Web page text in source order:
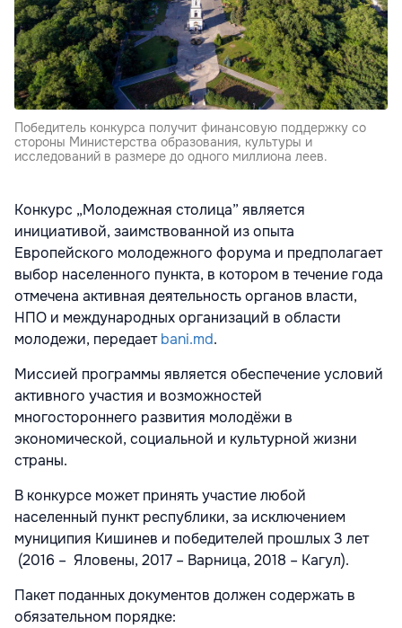
Победитель конкурса получит финансовую поддержку со
стороны Министерства образования, культуры и
исследований в размере до одного миллиона леев.
Конкурс „Молодежная столица” является
инициативой, заимствованной из опыта
Европейского молодежного форума и предполагает
выбор населенного пункта, в котором в течение года
отмечена активная деятельность органов власти,
НПО и международных организаций в области
молодежи, передаетbani.md.
Миссией программы является обеспечение условий
активного участия и возможностей
многостороннего развития молодёжи в
экономической, социальной и культурной жизни
страны.
В конкурсе может принять участие любой
населенный пункт республики, за исключением
муниципия Кишинев и победителей прошлых 3 лет
(2016 – Яловены, 2017 – Варница, 2018 – Кагул).
Пакет поданных документов должен содержать в
обязательном порядке: